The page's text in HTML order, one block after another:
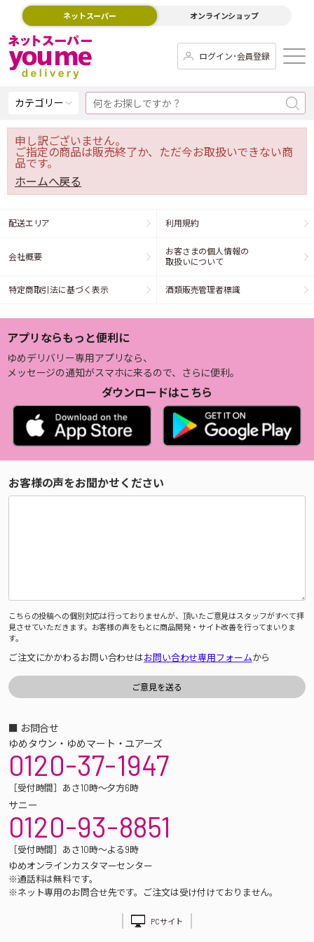
ネットスーパー オンラインショップ
ログイン･会員登録
カテゴリー
申し訳ございません。
ご指定の商品は販売終了か、ただ今お取扱いできない商
品です。
ホームへ戻る
配送エリア 利用規約
会社概要
お客さまの個人情報の
取扱いについて
特定商取引法に基づく表示 酒類販売管理者標識
アプリならもっと便利に
ゆめデリバリー専用アプリなら、
メッセージの通知がスマホに来るので、さらに便利。
ダウンロードはこちら
お客様の声をお聞かせください
こちらの投稿への個別対応は行っておりませんが、頂いたご意見はスタッフがすべて拝
見させていただきます。お客様の声をもとに商品開発・サイト改善を行ってまいりま
す。
ご注文にかかわるお問い合わせはお問い合わせ専用フォームから
■ お問合せ
ゆめタウン・ゆめマート・ユアーズ
0120-37-1947
［受付時間］あさ10時～夕方6時
サニー
0120-93-8851
［受付時間］あさ10時～よる9時
ゆめオンラインカスタマーセンター
※通話料は無料です。
※ネット専用のお問合せ先です。ご注文は受け付けておりません。
PCサイト